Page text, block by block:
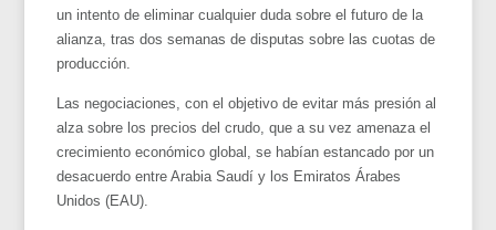
un intento de eliminar cualquier duda sobre el futuro de la
alianza, tras dos semanas de disputas sobre las cuotas de
producción.
Las negociaciones, con el objetivo de evitar más presión al
alza sobre los precios del crudo, que a su vez amenaza el
crecimiento económico global, se habían estancado por un
desacuerdo entre Arabia Saudí y los Emiratos Árabes
Unidos (EAU).